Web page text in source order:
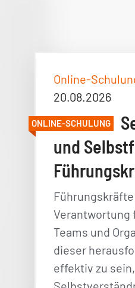
Online-
20.08.2026
ONLINE-SCHULUNG
und
Verantwortung
Teams und
dieser
effektiv zu